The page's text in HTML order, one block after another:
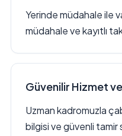
Yerinde müdahale ile
müdahale ve kayıtlı
Güvenilir Hizmet
Uzman kadromuzla
bilgisi ve güvenli